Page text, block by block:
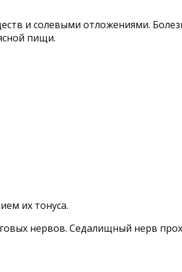
и солевыми отложениями.
пищи.
их тонуса.
нервов. Седалищный нерв